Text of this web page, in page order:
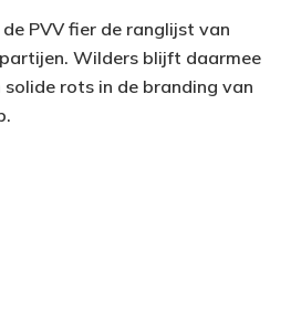
PVV fier de ranglijst van
Wilders blijft daarmee
rots in de branding van